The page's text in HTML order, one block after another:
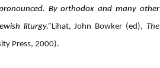
By orthodox and many other
liturgy.”Lihat, John Bowker (ed), The
Press, 2000).